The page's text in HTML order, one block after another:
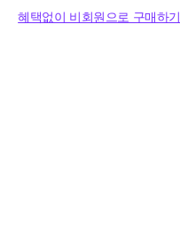
혜택없이 비회원으로 구매하기